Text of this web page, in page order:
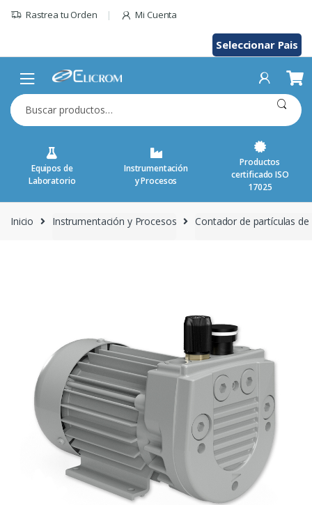
Rastrea tu Orden Mi Cuenta
Seleccionar Pais
Buscar
por:
Equipos de
Laboratorio
Instrumentación
y Procesos
Productos
certificado ISO
17025
Inicio Instrumentación y Procesos Contador de partículas de